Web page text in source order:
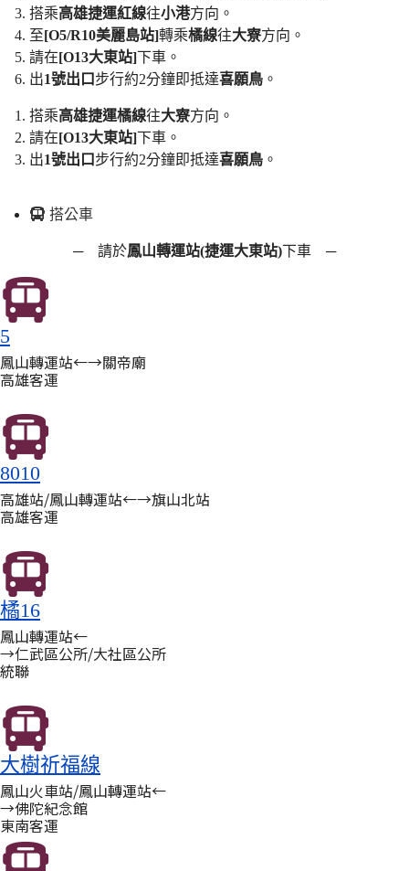
搭乘高雄捷運紅線往小港方向。
至[O5/R10美麗島站]轉乘橘線往大寮方向。
請在[O13大東站]下車。
出1號出口 步行約2分鐘即抵達喜願鳥 。
搭乘高雄捷運橘線往大寮方向。
請在[O13大東站]下車。
出1號出口 步行約2分鐘即抵達喜願鳥 。
搭公車
─ 請於鳳山轉運站(捷運大東站)下車 ─
5
鳳山轉運站←→關帝廟
高雄客運
8010
高雄站/鳳山轉運站←→旗山北站
高雄客運
橘16
鳳山轉運站←
→仁武區公所/大社區公所
統聯
大樹祈福線
鳳山火車站/鳳山轉運站←
→佛陀紀念館
東南客運